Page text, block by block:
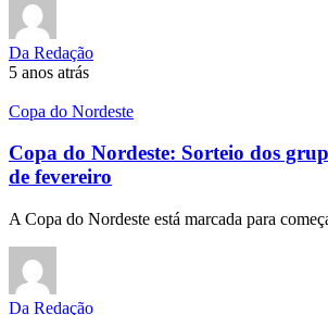
Da Redação
5 anos atrás
Copa do Nordeste
Copa do Nordeste: Sorteio dos
de fevereiro
A Copa do Nordeste está marcada para
Da Redação